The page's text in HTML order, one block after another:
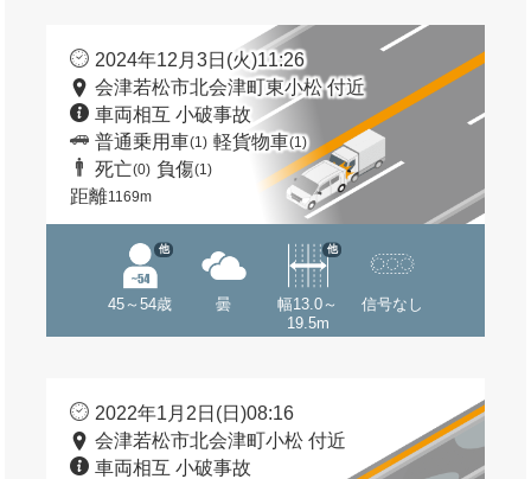
2024年12月3日(火)11:26
会津若松市北会津町東小松 付近
車両相互 小破事故
普通乗用車(1) 軽貨物車(1)
死亡(0) 負傷(1)
距離1169m
45～54歳
他
曇
幅13.0～
19.5m
他
信号なし
2022年1月2日(日)08:16
会津若松市北会津町小松 付近
車両相互 小破事故